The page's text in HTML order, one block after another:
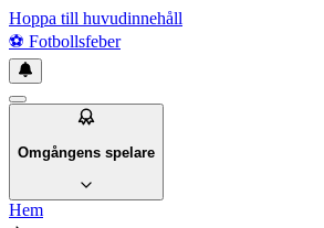
Hoppa till huvudinnehåll
⚽ Fotbollsfeber
Omgångens spelare
Hem